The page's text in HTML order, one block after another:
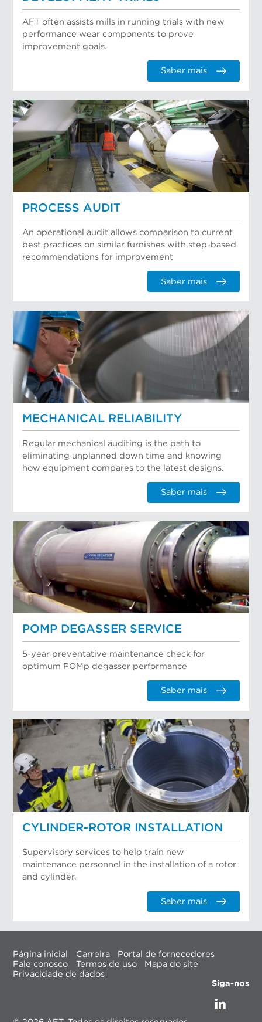
AFT often assists mills in running trials with new
performance wear components to prove
improvement goals.
Saber mais
PROCESS AUDIT
An operational audit allows comparison to current
best practices on similar furnishes with step-based
recommendations for improvement
Saber mais
MECHANICAL RELIABILITY
Regular mechanical auditing is the path to
eliminating unplanned down time and knowing
how equipment compares to the latest designs.
Saber mais
POMP DEGASSER SERVICE
5-year preventative maintenance check for
optimum POMp degasser performance
Saber mais
CYLINDER-ROTOR INSTALLATION
Supervisory services to help train new
maintenance personnel in the installation of a rotor
and cylinder.
Saber mais
Página inicial Carreira
Portal de fornecedores
Fale conosco
Termos de uso
Mapa do site
Privacidade de dados
Siga-nos